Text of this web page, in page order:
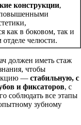
конструкции,
как в боковом, так и
челюсти.
должен иметь стаж
чтобы
— стабильную, с
и фиксаторов, с
соблюдать все этапы
зубному